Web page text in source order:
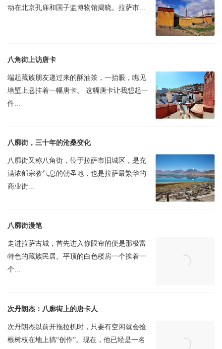
动在北京孔庙和国子监博物馆揭晓。拉萨市...
八角街上访唐卡
端起藏族朋友递过来的酥油茶，一抬眼，瞧见
墙壁上悬挂着一幅唐卡。 这幅唐卡让我想起一
件...
八廓街，三十年的沧桑变化
八廓街又称八角街，位于拉萨市旧城区，是充
满浓郁宗教气息的朝圣地，也是拉萨最繁华的
商业街...
八廓街漫笔
走进拉萨古城，首先进入你眼帘的便是那极富
特色的藏族民居。平顶的白色楼房一个挨着一
个...
次丹朗杰：八廓街上的唐卡人
次丹朗杰以前开拖拉机时，只要有空闲就会捡
根树枝在地上搞“创作”。现在，他已经是一名